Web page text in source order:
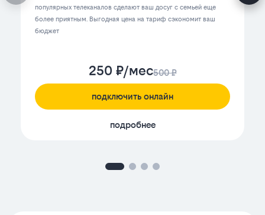
популярных телеканалов сделают ваш досуг с семьей еще
более приятным. Выгодная цена на тариф сэкономит ваш
бюджет
250 ₽/мес500 ₽
подключить онлайн
подробнее